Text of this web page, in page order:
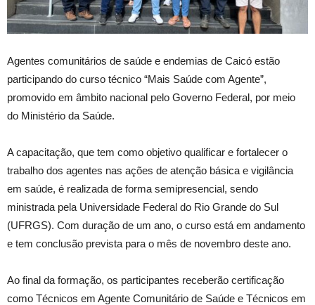
Agentes comunitários de saúde e endemias de Caicó estão
participando do curso técnico “Mais Saúde com Agente”,
promovido em âmbito nacional pelo Governo Federal, por meio
do Ministério da Saúde.
A capacitação, que tem como objetivo qualificar e fortalecer o
trabalho dos agentes nas ações de atenção básica e vigilância
em saúde, é realizada de forma semipresencial, sendo
ministrada pela Universidade Federal do Rio Grande do Sul
(UFRGS). Com duração de um ano, o curso está em andamento
e tem conclusão prevista para o mês de novembro deste ano.
Ao final da formação, os participantes receberão certificação
como Técnicos em Agente Comunitário de Saúde e Técnicos em